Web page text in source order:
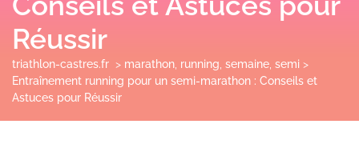
Réussir
triathlon-castres.fr > marathon running semaine semi >
Entraînement running pour un semi-marathon : Conseils et
Astuces pour Réussir